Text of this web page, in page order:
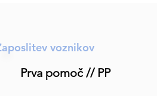
Prva pomoč // PP
voznikov